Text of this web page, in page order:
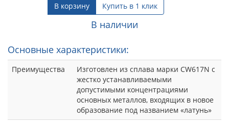
В корзину Купить в 1 клик
В наличии
Основные характеристики:
Преимущества
Изготовлен из сплава марки CW617N с
жестко устанавливаемыми
допустимыми концентрациями
основных металлов, входящих в новое
образование под названием «латунь»